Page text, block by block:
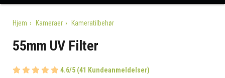
Hjem Kameraer Kameratilbehør
55mm UV Filter
4.6/5 (41 Kundeanmeldelser)